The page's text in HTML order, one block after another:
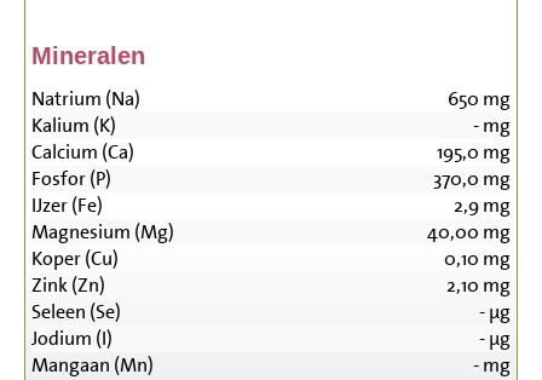
Mineralen
Natrium (Na) 650 mg
Kalium (K)
-mg
Calcium (Ca)
195,0 mg
Fosfor (P)
370,0 mg
IJzer (Fe)
2,9mg
Magnesium (Mg)
40,00 mg
Koper (Cu)
0,10 mg
Zink (Zn)
2,10 mg
Seleen (Se)
-µg
Jodium (I)
-µg
Mangaan (Mn)
-mg